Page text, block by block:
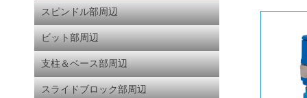
スピンドル部周辺
ビット部周辺
支柱＆ベース部周辺
スライドブロック部周辺